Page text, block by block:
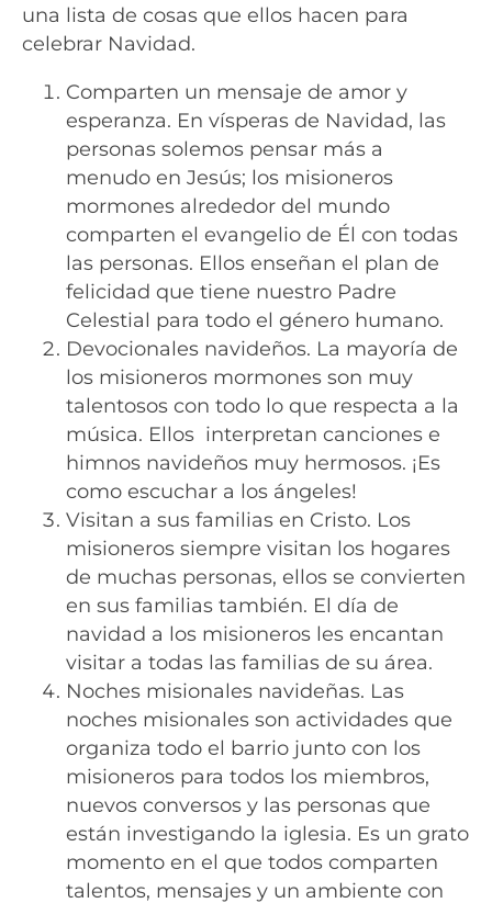
una lista de cosas que ellos hacen para
celebrar Navidad.
Comparten un mensaje de amor y
esperanza. En vísperas de Navidad, las
personas solemos pensar más a
menudo en Jesús; los misioneros
mormones alrededor del mundo
comparten el evangelio de Él con todas
las personas. Ellos enseñan el plan de
felicidad que tiene nuestro Padre
Celestial para todo el género humano.
Devocionales navideños. La mayoría de
los misioneros mormones son muy
talentosos con todo lo que respecta a la
música. Ellos interpretan canciones e
himnos navideños muy hermosos. ¡Es
como escuchar a los ángeles!
Visitan a sus familias en Cristo. Los
misioneros siempre visitan los hogares
de muchas personas, ellos se convierten
en sus familias también. El día de
navidad a los misioneros les encantan
visitar a todas las familias de su área.
Noches misionales navideñas. Las
noches misionales son actividades que
organiza todo el barrio junto con los
misioneros para todos los miembros,
nuevos conversos y las personas que
están investigando la iglesia. Es un grato
momento en el que todos comparten
talentos, mensajes y un ambiente con